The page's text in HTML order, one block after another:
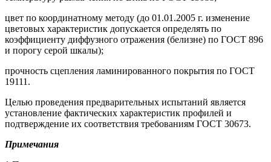
цвет по координатному методу (до 01.01.2005 г. изменение
цветовых характеристик допускается определять по
коэффициенту диффузного отражения (белизне) по ГОСТ 896
и порогу серой шкалы);
прочность сцепления ламинированного покрытия по ГОСТ
19111.
Целью проведения предварительных испытаний является
установление фактических характеристик профилей и
подтверждение их соответствия требованиям ГОСТ 30673.
Примечания